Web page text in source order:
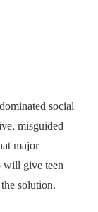
social
misguided
major
will give teen
solution.